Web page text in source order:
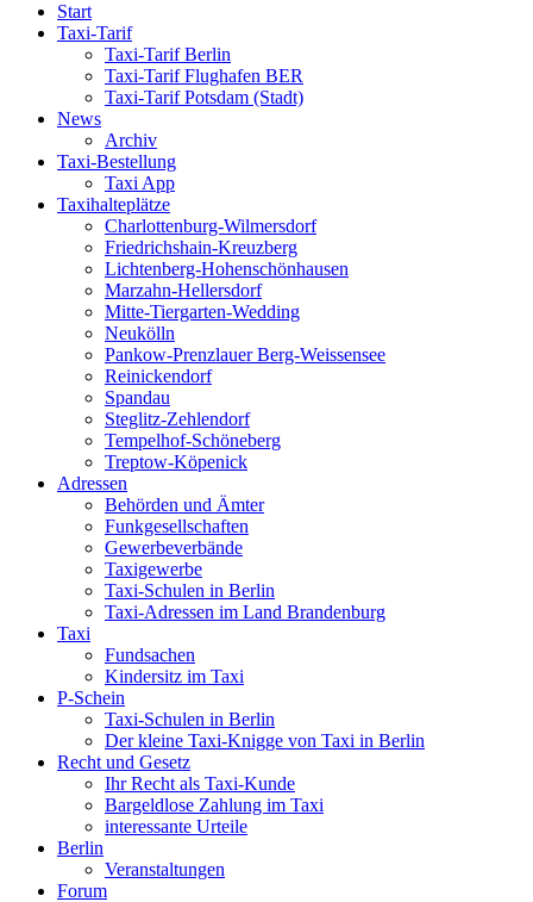
Start
Taxi-Tarif
Taxi-Tarif Berlin
Taxi-Tarif Flughafen BER
Taxi-Tarif Potsdam (Stadt)
News
Archiv
Taxi-Bestellung
Taxi App
Taxihalteplätze
Charlottenburg-Wilmersdorf
Friedrichshain-Kreuzberg
Lichtenberg-Hohenschönhausen
Marzahn-Hellersdorf
Mitte-Tiergarten-Wedding
Neukölln
Pankow-Prenzlauer Berg-Weissensee
Reinickendorf
Spandau
Steglitz-Zehlendorf
Tempelhof-Schöneberg
Treptow-Köpenick
Adressen
Behörden und Ämter
Funkgesellschaften
Gewerbeverbände
Taxigewerbe
Taxi-Schulen in Berlin
Taxi-Adressen im Land Brandenburg
Taxi
Fundsachen
Kindersitz im Taxi
P-Schein
Taxi-Schulen in Berlin
Der kleine Taxi-Knigge von Taxi in Berlin
Recht und Gesetz
Ihr Recht als Taxi-Kunde
Bargeldlose Zahlung im Taxi
interessante Urteile
Berlin
Veranstaltungen
Forum